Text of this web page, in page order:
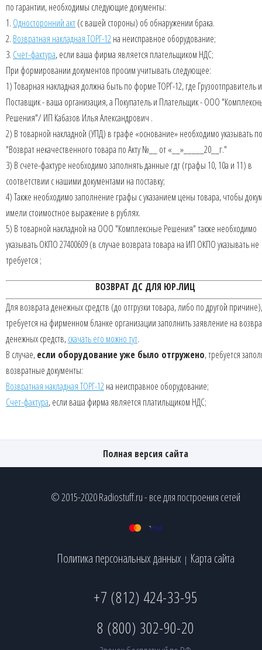
по гарантии, необходимы следующие документы:
1. Односторонний акт(с вашей стороны) об обнаружении брака.
2. Возвратная накладная ТОРГ-12на неисправное оборудование;
3. Счет-фактура, если ваша фирма является плательщиком НДС;
При формировании документов просим учитывать следующее:
1) Товарная накладная должна быть по форме ТОРГ-12, где Грузоотправитель и
Поставщик - ваша организация, а Покупатель и Плательщик - ООО
Решения"/ ИП Кабазов Илья Александрович .
2) В товарной накладной (УПД) в графе «основание» необходимо указывать
"Возврат некачественного товара по Акту №__ от «__»_____20__г."
3) В счете-фактуре необходимо заполнять данные гдт (графы 10, 10а и 11) в
соответствии с нашими документами на поставку;
4) Также необходимо заполнение графы с указанием цены товара, чтобы
имели стоимостное выражение в рублях.
5) В товарной накладной на ООО "Комплексные Решения" также необходимо
указывать ОКПО 27400609 (в случае возврата товара на ИП ОКПО указывать не
требуется ;
ВОЗВРАТ ДС ДЛЯ ЮР.ЛИЦ
Для возврата денежных средств (до отгрузки товара, либо по другой причине),
требуется на фирменном бланке организации заполнить заявление на
денежных средств,скачать его можно тут.
В случае,если оборудование уже было отгружено, требуется
возвратные документы:
Возвратная накладная ТОРГ-12на неисправное оборудование;
Счет-фактура, если ваша фирма является платильщиком НДС;
Полная версия сайта
© 2015-2020 Radiostuff.ru - все для построения сетей
Политика персональных данных | Карта сайта
+7 (812) 424-33-95
8 (800) 302-90-20